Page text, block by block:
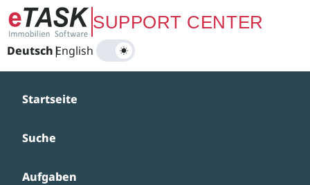
Zum Hauptinhalt springenSUPPORT CENTER
Deutsch|
English
Startseite
Suche
Aufgaben